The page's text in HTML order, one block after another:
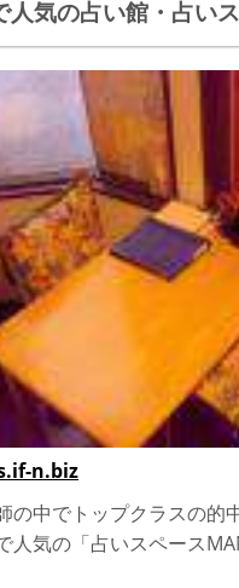
人気の占い館・占い
n.biz
の中でトップクラスの的
人気の「占いスペース